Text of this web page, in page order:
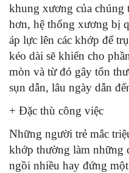
khung xương của chúng
hơn, hệ thống xương bị
áp lực lên các khớp để
kéo dài sẽ khiến cho
mòn và từ đó gây tổn
sụn dẫn, lâu ngày dẫn
+ Đặc thù công việc
Những người trẻ mắc
khớp thường làm những
ngồi nhiều hay đứng